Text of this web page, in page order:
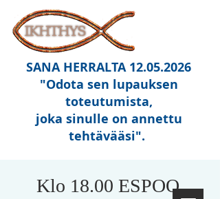
SANA HERRALTA 12.05.2026
"Odota sen lupauksen
toteutumista,
joka sinulle on annettu
tehtävääsi".
Klo 18.00 ESPOO,